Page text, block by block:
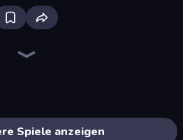
Spiele anzeigen